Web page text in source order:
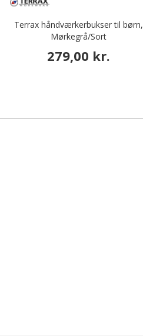
Terrax håndværkerbukser til børn,
Mørkegrå/Sort
279,00 kr.